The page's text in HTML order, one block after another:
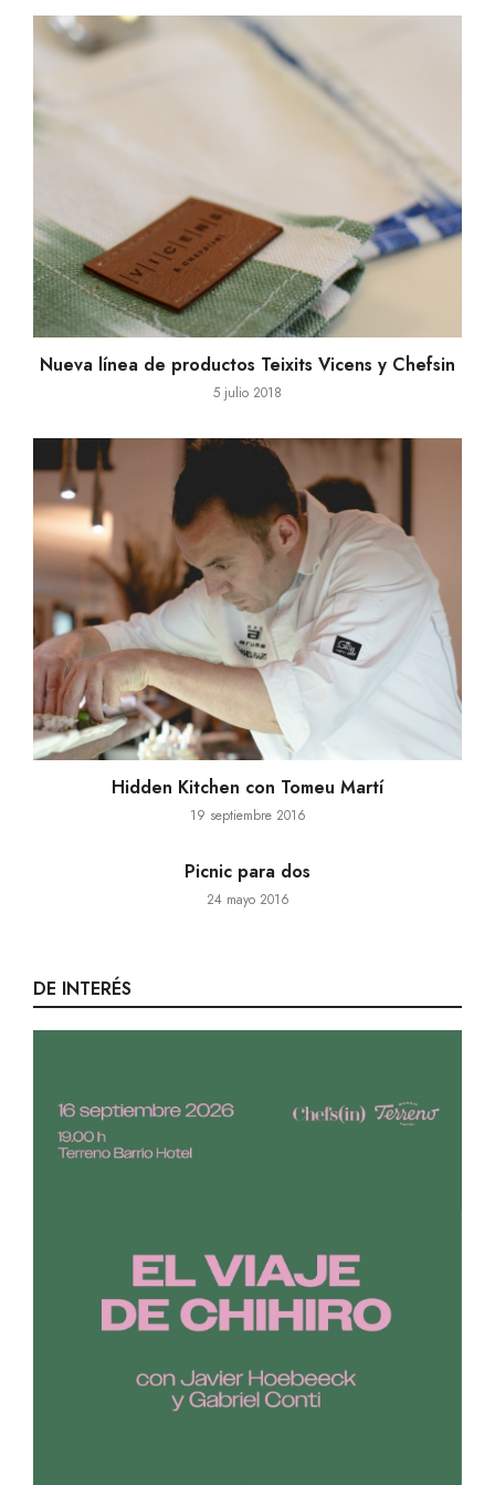
Nueva línea de productos Teixits Vicens y Chefsin
5 julio 2018
Hidden Kitchen con Tomeu Martí
19 septiembre 2016
Picnic para dos
24 mayo 2016
DE INTERÉS